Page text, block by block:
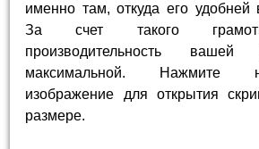
именно там, откуда его удобней
За счет такого
производительность
максимальной. Нажмите
изображение для открытия
размере.